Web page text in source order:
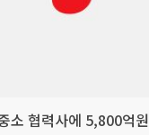
소 협력사에 5,800억